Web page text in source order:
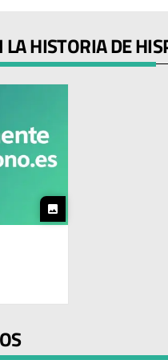
HISTORIA DE
photo